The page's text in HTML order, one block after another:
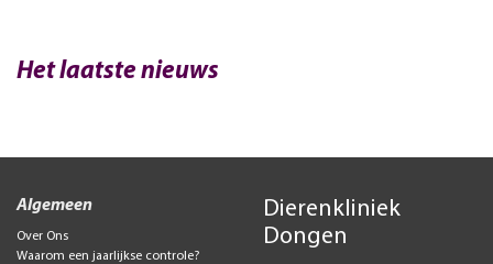
Het laatste nieuws
Algemeen
Over Ons
Waarom een jaarlijkse controle?
Dierenkliniek
Dongen